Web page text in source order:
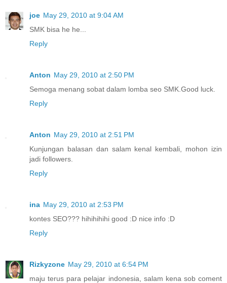
joe May 29, 2010 at 9:04 AM
SMK bisa he he...
Reply
Anton May 29, 2010 at 2:50 PM
Semoga menang sobat dalam lomba seo SMK.Good luck.
Reply
Anton May 29, 2010 at 2:51 PM
Kunjungan balasan dan salam kenal kembali, mohon izin
jadi followers.
Reply
ina May 29, 2010 at 2:53 PM
kontes SEO??? hihihihihi good :D nice info :D
Reply
Rizkyzone May 29, 2010 at 6:54 PM
maju terus para pelajar indonesia, salam kena sob coment